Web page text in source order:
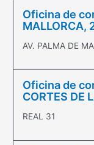
Oficina de
MALLORCA,
AV. PALMA DE
Oficina de
CORTES DE
REAL 31